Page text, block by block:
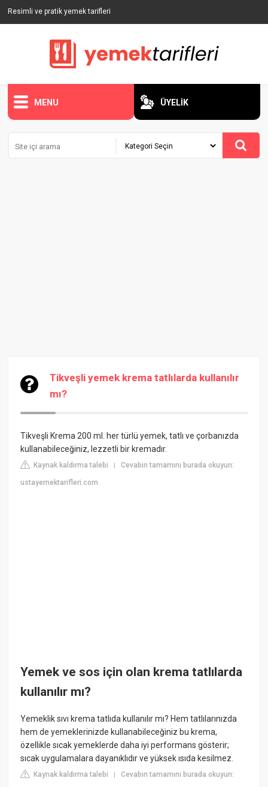
Resimli ve pratik yemek tarifleri
MENU ÜYELİK
Tikveşli yemek krema tatlılarda kullanılır
mı?
Tikveşli Krema 200 ml. her türlü yemek, tatlı ve çorbanızda
kullanabileceğiniz, lezzetli bir kremadır.
Kaynak kaldırma talebi |Cevabın tamamını burada okuyun:
ustayemektarifleri.com
Yemek ve sos için olan krema tatlılarda
kullanılır mı?
Yemeklik sıvı krema tatlıda kullanılır mı? Hem tatlılarınızda
hem de yemeklerinizde kullanabileceğiniz bu krema,
özellikle sıcak yemeklerde daha iyi performans gösterir;
sıcak uygulamalara dayanıklıdır ve yüksek ısıda kesilmez.
Kaynak kaldırma talebi |Cevabın tamamını burada okuyun: